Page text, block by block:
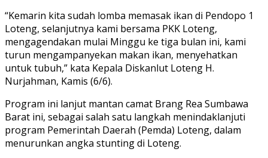
“Kemarin kita sudah lomba memasak ikan di Pendopo 1
Loteng, selanjutnya kami bersama PKK Loteng,
mengagendakan mulai Minggu ke tiga bulan ini, kami
turun mengampanyekan makan ikan, menyehatkan
untuk tubuh,” kata Kepala Diskanlut Loteng H.
Nurjahman, Kamis (6/6).
Program ini lanjut mantan camat Brang Rea Sumbawa
Barat ini, sebagai salah satu langkah menindaklanjuti
program Pemerintah Daerah (Pemda) Loteng, dalam
menurunkan angka stunting di Loteng.